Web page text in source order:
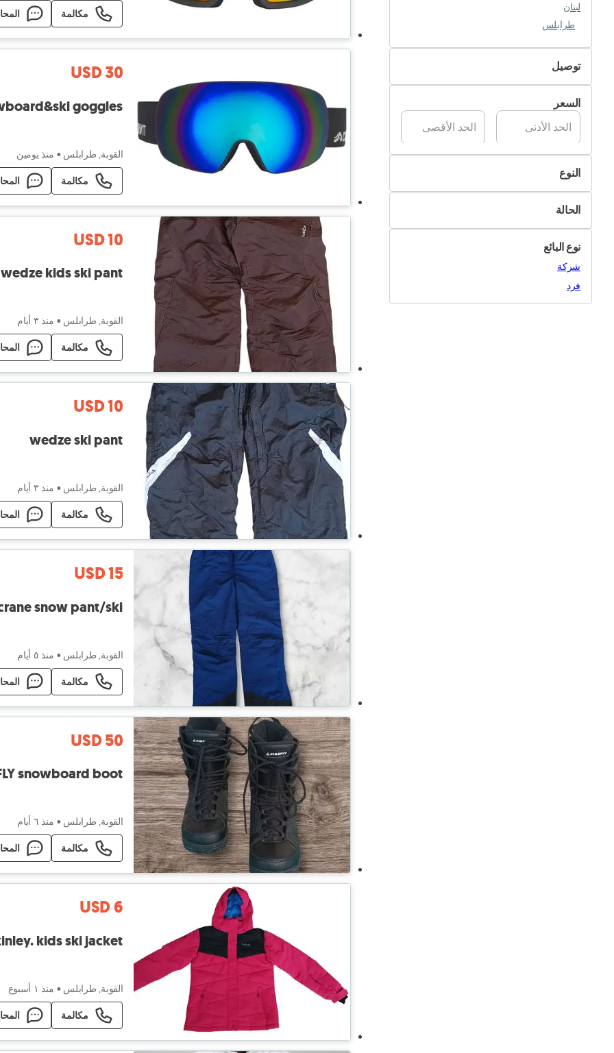
لبنان
طرابلس
توصيل
التسليم الذاتي
تسليم Pik&Dropالسعر
النوع
التزلج
التزحلق بألواح الثلجالحالة
جديد
مستعملنوع البائع
شركة
فرد
مكالمة
USD 30
goggles
القوبة, طرابلس • منذ يومين
مكالمة
USD 10
wedze kids ski pant
القوبة, طرابلس • منذ ٣ أيام
مكالمة
USD 10
wedze ski pant
القوبة, طرابلس • منذ ٣ أيام
مكالمة
USD 15
snow pant/ski
القوبة, طرابلس • منذ ٥ أيام
مكالمة
USD 50
snowboard boot
القوبة, طرابلس • منذ ٦ أيام
مكالمة
USD 6
kids ski jacket
القوبة, طرابلس • منذ ١ أسبوع
مكالمة